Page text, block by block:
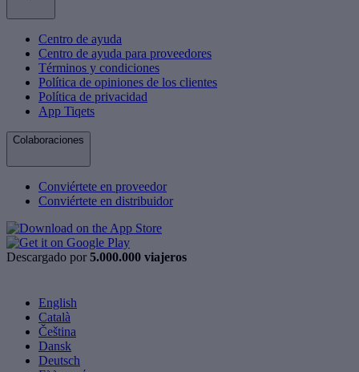
Centro de ayuda
Centro de ayuda para proveedores
Términos y condiciones
Política de opiniones de los clientes
Política de privacidad
App Tiqets
Colaboraciones
Conviértete en proveedor
Conviértete en distribuidor
Descargado por 5.000.000 viajeros
English
Català
Čeština
Dansk
Deutsch